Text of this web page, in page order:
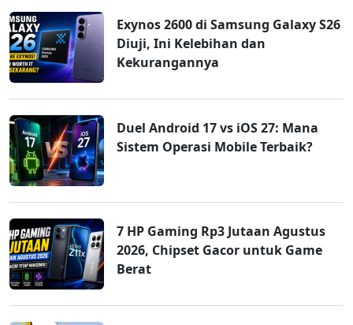
Exynos 2600 di Samsung Galaxy S26
Diuji, Ini Kelebihan dan
Kekurangannya
Duel Android 17 vs iOS 27: Mana
Sistem Operasi Mobile Terbaik?
7 HP Gaming Rp3 Jutaan Agustus
2026, Chipset Gacor untuk Game
Berat